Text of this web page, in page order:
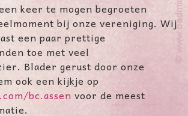
keer te mogen begroeten
bij onze vereniging. Wij
een paar prettige
toe met veel
Blader gerust door onze
ook een kijkje op
bc.assen voor de meest